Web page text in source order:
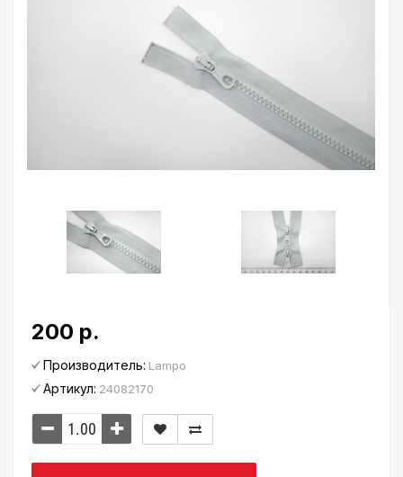
200 р.
Производитель: Lampo
Артикул: 24082170